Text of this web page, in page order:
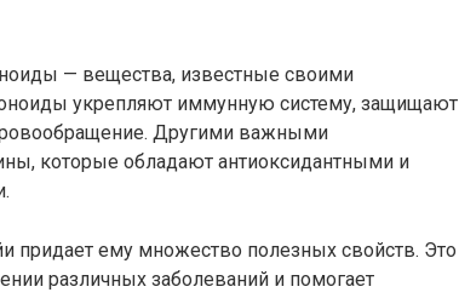
— вещества, известные своими
укрепляют иммунную систему, защищают
Другими важными
которые обладают антиоксидантными и
придает ему множество полезных свойств. Это
различных заболеваний и помогает